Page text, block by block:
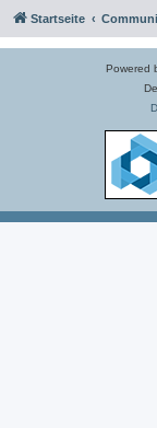
Startseite
Powered